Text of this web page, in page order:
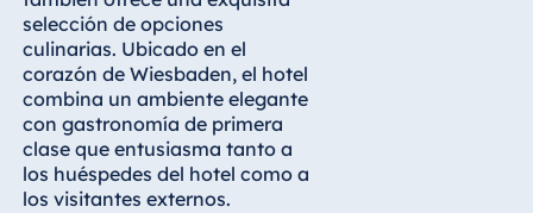
Hotel am
Schlossgarten
Fulda
Airport Hotel
Hannover
Hotel Ingolstadt
Hotel Bellevue
selección de opciones
culinarias. Ubicado en el
corazón de Wiesbaden, el hotel
combina un ambiente elegante
con gastronomía de primera
clase que entusiasma tanto a
los huéspedes del hotel como a
los visitantes externos.